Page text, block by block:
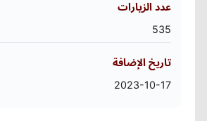
عدد الزيارات
535
تاريخ الإضافة
2023-10-17